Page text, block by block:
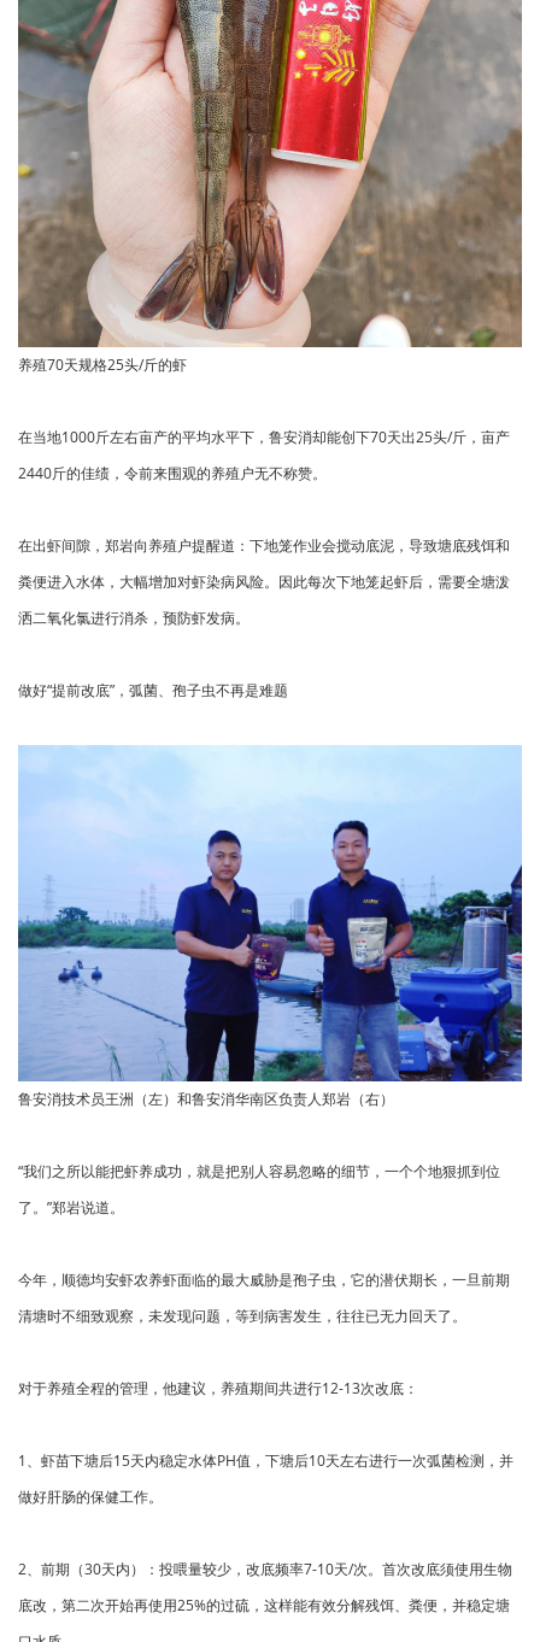
养殖70天规格25头/斤的虾
在当地1000斤左右亩产的平均水平下，鲁安消却能创下70天出25头/斤，亩产
2440斤的佳绩，令前来围观的养殖户无不称赞。
在出虾间隙，郑岩向养殖户提醒道：下地笼作业会搅动底泥，导致塘底残饵和
粪便进入水体，大幅增加对虾染病风险。因此每次下地笼起虾后，需要全塘泼
洒二氧化氯进行消杀，预防虾发病。
做好“提前改底”，弧菌、孢子虫不再是难题
鲁安消技术员王洲（左）和鲁安消华南区负责人郑岩（右）
“我们之所以能把虾养成功，就是把别人容易忽略的细节，一个个地狠抓到位
了。”郑岩说道。
今年，顺德均安虾农养虾面临的最大威胁是孢子虫，它的潜伏期长，一旦前期
清塘时不细致观察，未发现问题，等到病害发生，往往已无力回天了。
对于养殖全程的管理，他建议，养殖期间共进行12-13次改底：
1、虾苗下塘后15天内稳定水体PH值，下塘后10天左右进行一次弧菌检测，并
做好肝肠的保健工作。
2、前期（30天内）：投喂量较少，改底频率7-10天/次。首次改底须使用生物
底改，第二次开始再使用25%的过硫，这样能有效分解残饵、粪便，并稳定塘